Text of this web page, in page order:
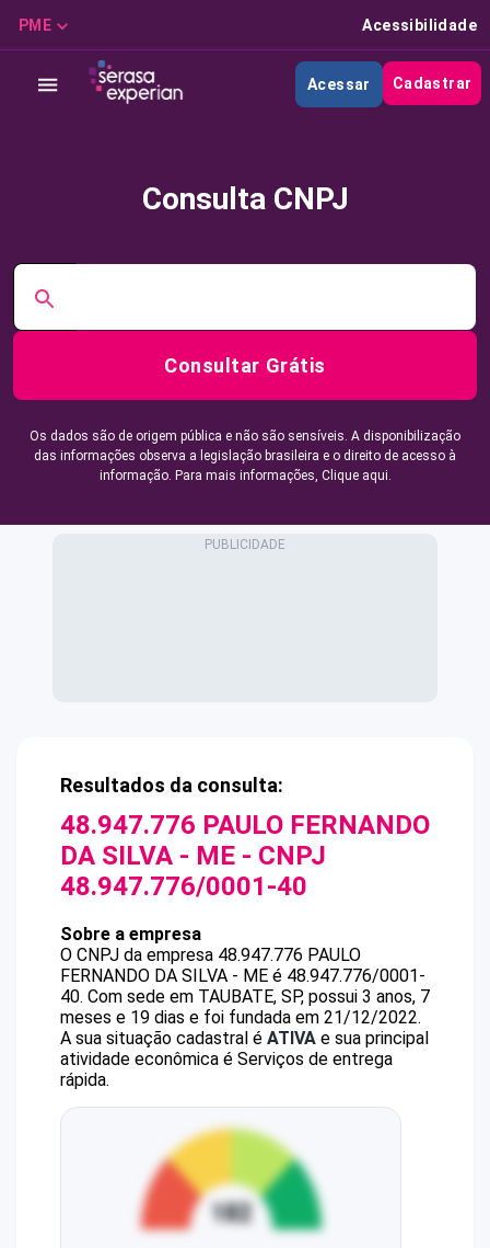
PME Acessibilidade
Acessar Cadastrar
Consulta CNPJ
Consultar Grátis
Os dados são de origem pública e não são sensíveis. A disponibilização
das informações observa a legislação brasileira e o direito de acesso à
informação. Para mais informações, Clique aqui.
Resultados da consulta:
48.947.776 PAULO FERNANDO
DA SILVA - ME - CNPJ
48.947.776/0001-40
Sobre a empresa
O CNPJ da empresa 48.947.776 PAULO
FERNANDO DA SILVA - ME é 48.947.776/0001-
40. Com sede em TAUBATE, SP, possui 3 anos, 7
meses e 19 dias e foi fundada em 21/12/2022.
A sua situação cadastral é ATIVA e sua principal
atividade econômica é Serviços de entrega
rápida.